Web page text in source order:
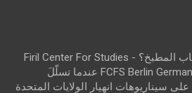
عندما تسلّلَ الجولاني من باب المطبخ؟ - Firil Center For Studies
FCFS Berlin Germany Dr. Jameel M. Shaheen عندما تسلّلَ
على سيناريوهات انهيار الولايات المتحدة